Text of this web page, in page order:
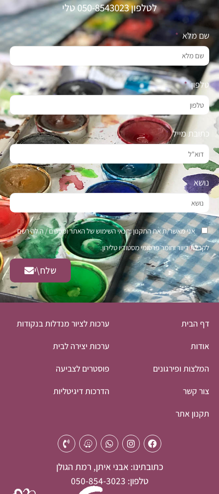
לטלפון 050-8543023 טלי
שם מלא
טלפון
כתובת מייל
נושא
אני מאשר/ת את התקנון ותנאי השימוש של האתר ומסכים / ה להירשם
לקבלת דיוור וחומר פרסומי מסטודיו טלירון.
שלח\י
דף הבית
אודות
המלצות ופירגונים
צור קשר
תקנון אתר
ערכות לציור מנדלות בנקודות
ערכות יצירה לבית
פוסטרים לצביעה
הדרכות דיגיטליות
כתובתינו: אבני איתן, רמת הגולן
טלפון: 050-854-3023